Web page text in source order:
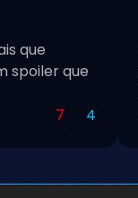
que
spoiler que
7 4